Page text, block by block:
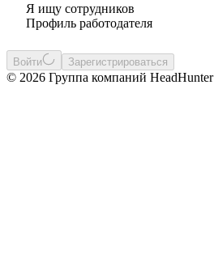
Я ищу сотрудников
Профиль работодателя
Войти Зарегистрироваться
© 2026 Группа компаний HeadHunter